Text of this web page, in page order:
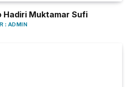
Hadiri Muktamar Sufi
: ADMIN